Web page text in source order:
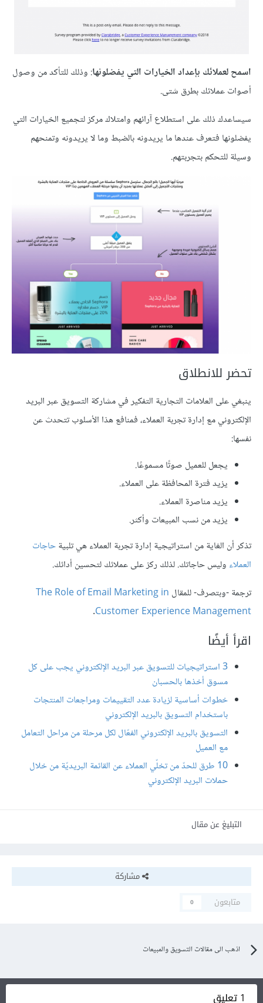
اسمح لعملائك بإعداد الخيارات التي يفضلونها: وذلك للتأكد من وصول
أصوات عملائك بطرق شتى.
سيساعدك ذلك على استطلاع آرائهم وامتلاك مركز لتجميع الخيارات التي
يفضلونها فتعرف عندها ما يريدونه بالضبط وما لا يريدونه وتمنحهم
وسيلة للتحكم بتجربتهم.
تحضر للانطلاق
ينبغي على العلامات التجارية التفكير في مشاركة التسويق عبر البريد
الإلكتروني مع إدارة تجربة العملاء، فمنافع هذا الأسلوب تتحدث عن
نفسها:
يجعل للعميل صوتًا مسموعًا.
يزيد فترة المحافظة على العملاء.
يزيد مناصرة العملاء.
يزيد من نسب المبيعات وأكثر.
تذكر أن الغاية من استراتيجية إدارة تجربة العملاء هي تلبيةحاجات
العملاء وليس حاجاتك. لذلك ركز على عملائك لتحسين أدائك.
ترجمة -وبتصرف- للمقال The Role of Email Marketing in
Customer Experience Management
.
اقرأ أيضًا
3 استراتيجيات للتسويق عبر البريد الإلكتروني يجب على كل
مسوق أخذها بالحسبان
خطوات أساسية لزيادة عدد التقييمات ومراجعات المنتجات
باستخدام التسويق بالبريد الإلكتروني
التسويق بالبريد الإلكتروني الفعّال لكل مرحلة من مراحل التعامل
مع العميل
10 طرق للحدّ من تخلّي العملاء عن القائمة البريديّة من خلال
حملات البريد الإلكتروني
التبليغ عن مقال
مشاركة
متابعون
0
اذهب الى مقالات التسويق والمبيعات
1 تعليق